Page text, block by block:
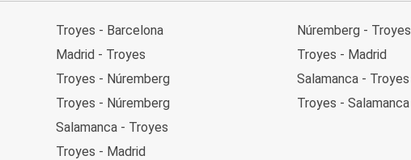
Troyes - Barcelona
Madrid - Troyes
Troyes - Núremberg
Troyes - Núremberg
Salamanca - Troyes
Troyes - Madrid
Núremberg - Troyes
Troyes - Madrid
Salamanca - Troyes
Troyes - Salamanca